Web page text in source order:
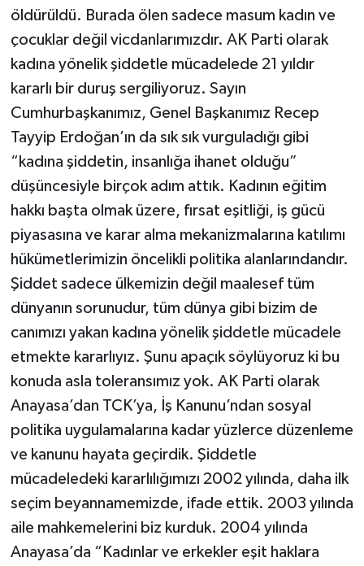
öldürüldü. Burada ölen sadece masum kadın ve
çocuklar değil vicdanlarımızdır. AK Parti olarak
kadına yönelik şiddetle mücadelede 21 yıldır
kararlı bir duruş sergiliyoruz. Sayın
Cumhurbaşkanımız, Genel Başkanımız Recep
Tayyip Erdoğan’ın da sık sık vurguladığı gibi
“kadına şiddetin, insanlığa ihanet olduğu”
düşüncesiyle birçok adım attık. Kadının eğitim
hakkı başta olmak üzere, fırsat eşitliği, iş gücü
piyasasına ve karar alma mekanizmalarına katılımı
hükümetlerimizin öncelikli politika alanlarındandır.
Şiddet sadece ülkemizin değil maalesef tüm
dünyanın sorunudur, tüm dünya gibi bizim de
canımızı yakan kadına yönelik şiddetle mücadele
etmekte kararlıyız. Şunu apaçık söylüyoruz ki bu
konuda asla toleransımız yok. AK Parti olarak
Anayasa’dan TCK’ya, İş Kanunu’ndan sosyal
politika uygulamalarına kadar yüzlerce düzenleme
ve kanunu hayata geçirdik. Şiddetle
mücadeledeki kararlılığımızı 2002 yılında, daha ilk
seçim beyannamemizde, ifade ettik. 2003 yılında
aile mahkemelerini biz kurduk. 2004 yılında
Anayasa’da “Kadınlar ve erkekler eşit haklara